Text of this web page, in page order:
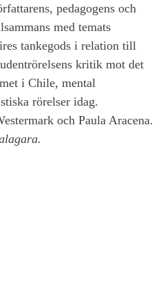
pedagogens och
med temats
tankegods i relation till
kritik mot det
i Chile, mental
rörelser idag.
och Paula Aracena.